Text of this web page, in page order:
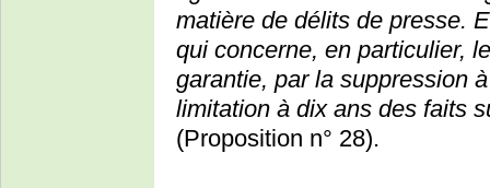
matière de délits de presse.
qui concerne, en particulier,
garantie, par la suppression
limitation à dix ans des faits
(Proposition n° 28).